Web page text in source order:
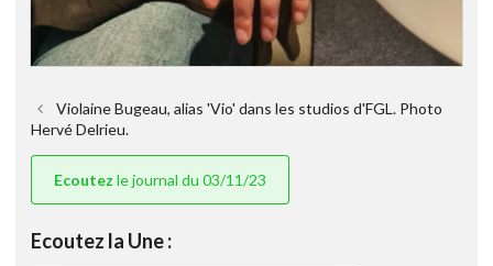
Violaine Bugeau, alias 'Vio' dans les studios d'FGL. Photo
Hervé Delrieu.
Ecoutez le journal du 03/11/23
Ecoutez la Une :